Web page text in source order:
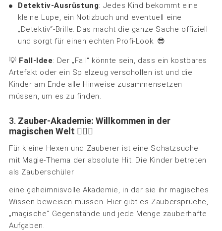
Detektiv-Ausrüstung: Jedes Kind bekommt eine
kleine Lupe, ein Notizbuch und eventuell eine
„Detektiv“-Brille. Das macht die ganze Sache offiziell
und sorgt für einen echten Profi-Look. 😎
💡 Fall-Idee: Der „Fall“ könnte sein, dass ein kostbares
Artefakt oder ein Spielzeug verschollen ist und die
Kinder am Ende alle Hinweise zusammensetzen
müssen, um es zu finden.
3. Zauber-Akademie: Willkommen in der
magischen Welt 🧙‍♀️✨
Für kleine Hexen und Zauberer ist eine Schatzsuche
mit Magie-Thema der absolute Hit. Die Kinder betreten
als Zauberschüler
eine geheimnisvolle Akademie, in der sie ihr magisches
Wissen beweisen müssen. Hier gibt es Zaubersprüche,
„magische“ Gegenstände und jede Menge zauberhafte
Aufgaben.